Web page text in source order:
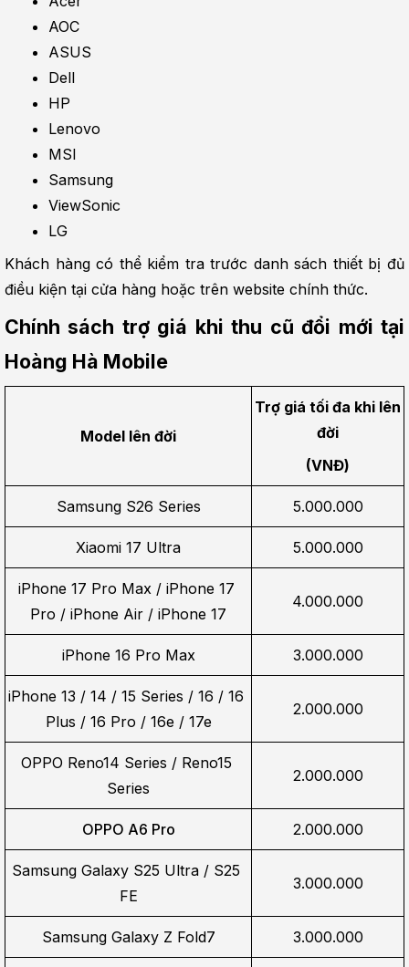
AOC
ASUS
Dell
HP
Lenovo
MSI
Samsung
ViewSonic
LG
Khách hàng có thể kiểm tra trước danh sách thiết bị đủ
điều kiện tại cửa hàng hoặc trên website chính thức.
Chính sách trợ giá khi thu cũ đổi mới tại
Hoàng Hà Mobile
Model lên đời
Trợ giá tối đa khi lên
đời
(VNĐ)
Samsung S26 Series 5.000.000
Xiaomi 17 Ultra 5.000.000
iPhone 17 Pro Max / iPhone 17
Pro / iPhone Air / iPhone 17
4.000.000
iPhone 16 Pro Max 3.000.000
iPhone 13 / 14 / 15 Series / 16 / 16
Plus / 16 Pro / 16e / 17e
2.000.000
OPPO Reno14 Series / Reno15
Series
2.000.000
OPPO A6 Pro 2.000.000
Samsung Galaxy S25 Ultra / S25
FE
3.000.000
Samsung Galaxy Z Fold7 3.000.000